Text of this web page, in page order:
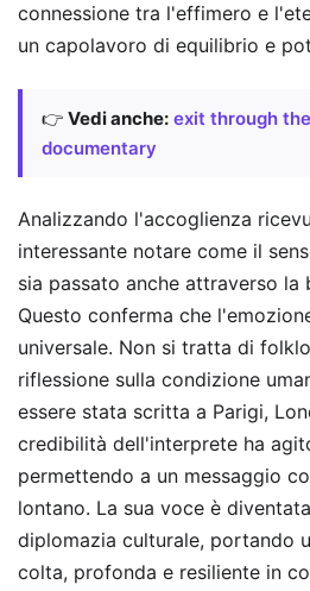
connessione tra l'effimero e
un capolavoro di equilibrio e
👉 Vedi anche: exit through
documentary
Analizzando l'accoglienza
interessante notare come il
sia passato anche attraverso la
Questo conferma che
universale. Non si tratta di
riflessione sulla condizione
essere stata scritta a Parigi,
credibilità dell'interprete ha
permettendo a un messaggio
lontano. La sua voce è
diplomazia culturale, portando
colta, profonda e resiliente in